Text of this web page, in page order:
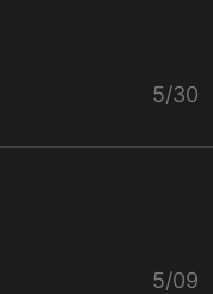
5/30
5/09